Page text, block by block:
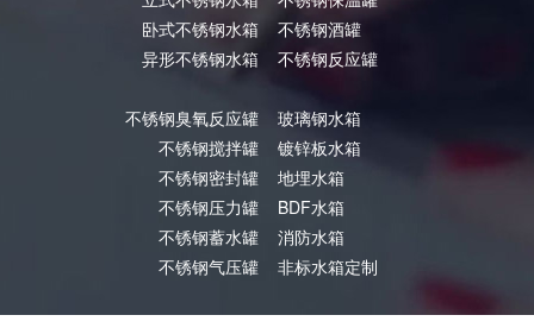
卧式不锈钢水箱
异形不锈钢水箱
不锈钢臭氧反应罐
不锈钢搅拌罐
不锈钢密封罐
不锈钢压力罐
不锈钢蓄水罐
不锈钢气压罐
不锈钢酒罐
不锈钢反应罐
玻璃钢水箱
镀锌板水箱
地埋水箱
BDF水箱
消防水箱
非标水箱定制